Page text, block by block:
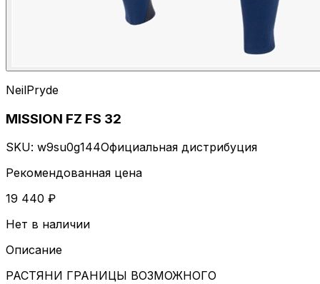
NeilPryde
MISSION FZ FS 32
SKU: w9su0g144Официальная дистрибуция
Рекомендованная цена
19 440 ₽
Нет в наличии
Описание
РАСТЯНИ ГРАНИЦЫ ВОЗМОЖНОГО